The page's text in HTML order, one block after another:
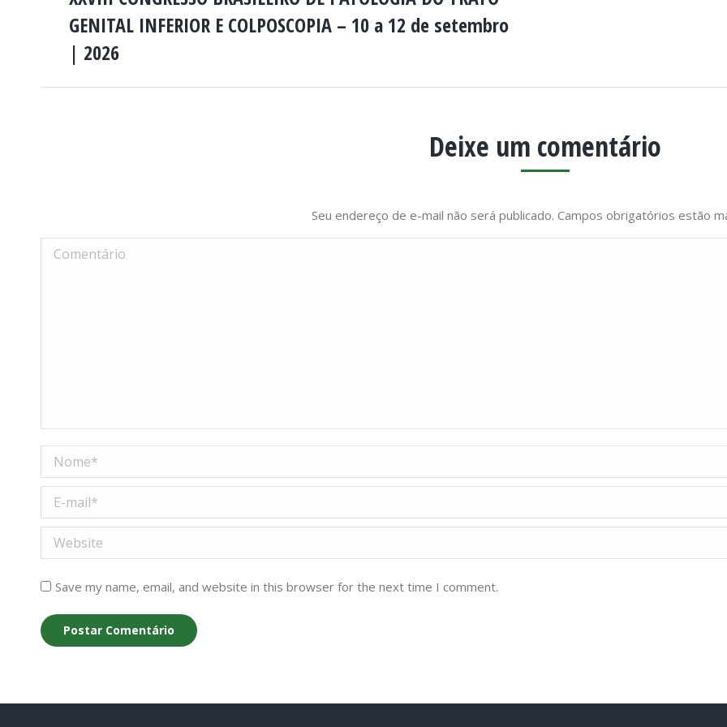
Previous
project:
GENITAL INFERIOR E COLPOSCOPIA – 10 a 12 de setembro
| 2026
Deixe um comentário
Seu endereço de e-mail não será publicado. Campos obrigatórios estão
Comentário
Nome *
E-mail *
Website
Save my name, email, and website in this browser for the next time I comment.
Postar Comentário